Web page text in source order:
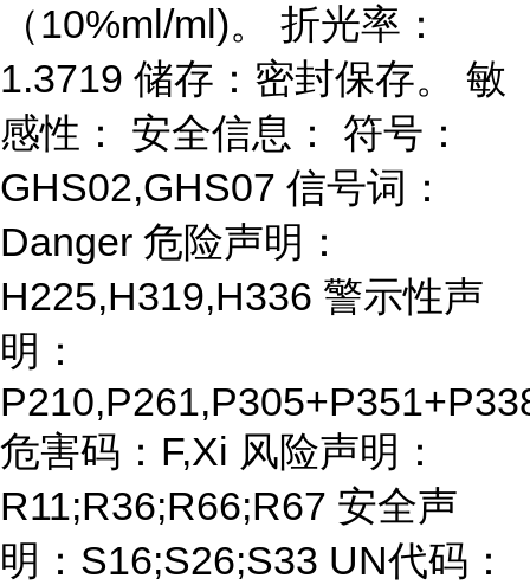
（10%ml/ml)。 折光率：
1.3719 储存：密封保存。 敏
感性： 安全信息： 符号：
GHS02,GHS07 信号词：
Danger 危险声明：
H225,H319,H336 警示性声
明：
危害码：F,Xi 风险声明：
R11;R36;R66;R67 安全声
明：S16;S26;S33 UN代码：